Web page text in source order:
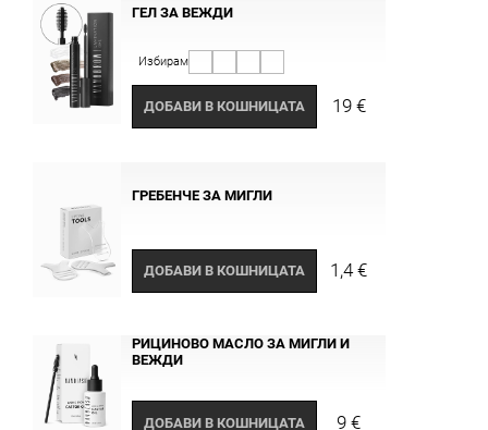
ГЕЛ ЗА ВЕЖДИ
Избирам
ДОБАВИ В КОШНИЦАТА 19 €
ГРЕБЕНЧЕ ЗА МИГЛИ
ДОБАВИ В КОШНИЦАТА 1,4 €
РИЦИНОВО МАСЛО ЗА МИГЛИ И
ВЕЖДИ
ДОБАВИ В КОШНИЦАТА 9 €